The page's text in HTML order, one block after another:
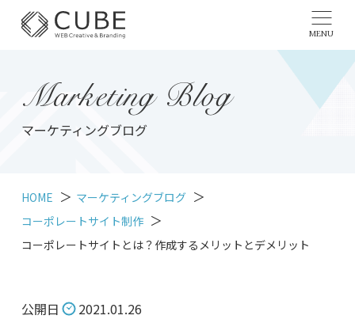
MENU
Marketing Blog
マーケティングブログ
HOME
マーケティングブログ
コーポレートサイト制作
コーポレートサイトとは？作成するメリットとデメリット
公開日
2021.01.26